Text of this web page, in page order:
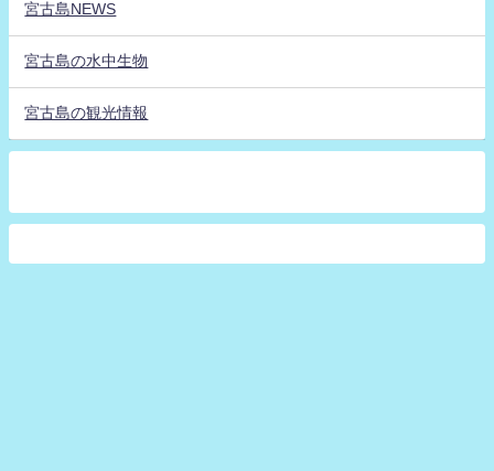
宮古島NEWS
宮古島の水中生物
宮古島の観光情報